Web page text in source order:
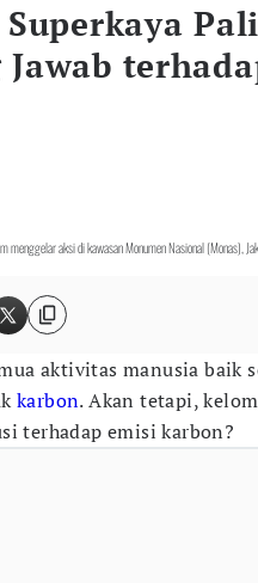
menggelar aksi di kawasan Monumen Nasional
aktivitas manusia baik
karbon. Akan tetapi,
terhadap emisi karbon?